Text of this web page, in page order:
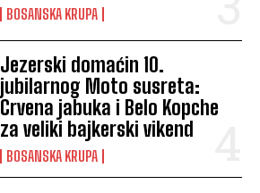
BOSANSKA KRUPA
Jezerski domaćin 10.
jubilarnog Moto susreta:
Crvena jabuka i Belo Kopche
za veliki bajkerski vikend
BOSANSKA KRUPA